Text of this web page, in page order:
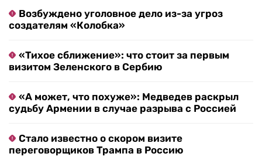
Возбуждено уголовное дело из-за угроз
создателям «Колобка»
«Тихое сближение»: что стоит за первым
визитом Зеленского в Сербию
«А может, что похуже»: Медведев раскрыл
судьбу Армении в случае разрыва с Россией
Стало известно о скором визите
переговорщиков Трампа в Россию